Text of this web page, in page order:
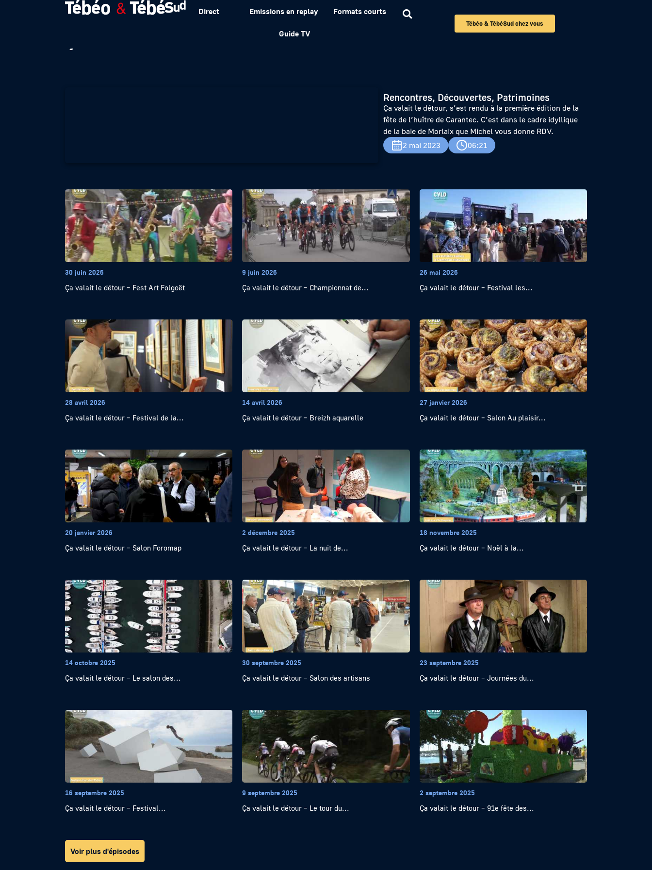
Direct Emissions en replay Formats courts
Guide TV
Tébéo & TébéSud chez vous
Ça valait le détour- fête de l’Huître à Carantec
Rencontres, Découvertes, Patrimoines
Ça valait le détour, s’est rendu à la première édition de la
fête de l’huître de Carantec. C’est dans le cadre idyllique
de la baie de Morlaix que Michel vous donne RDV.
2 mai 2023
06:21
30 juin 2026
Ça valait le détour – Fest Art Folgoët
9 juin 2026
Ça valait le détour – Championnat de...
26 mai 2026
Ça valait le détour – Festival les...
28 avril 2026
Ça valait le détour – Festival de la...
14 avril 2026
Ça valait le détour – Breizh aquarelle
27 janvier 2026
Ça valait le détour – Salon Au plaisir...
20 janvier 2026
Ça valait le détour – Salon Foromap
2 décembre 2025
Ça valait le détour – La nuit de...
18 novembre 2025
Ça valait le détour – Noël à la...
14 octobre 2025
Ça valait le détour – Le salon des...
30 septembre 2025
Ça valait le détour – Salon des artisans
23 septembre 2025
Ça valait le détour – Journées du...
16 septembre 2025
Ça valait le détour – Festival...
9 septembre 2025
Ça valait le détour – Le tour du...
2 septembre 2025
Ça valait le détour – 91e fête des...
Voir plus d'épisodes